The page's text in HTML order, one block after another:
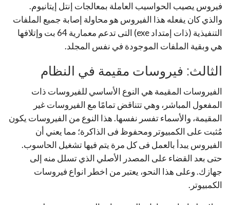
فيروس يصيب الحواسيب العاملة بمعالجات إنتل إيتانيوم.
والذي كان يفعله هذا الفيروس هو محاولة إصابة جميع الملفات
التنفيذية (ذات إمتداد exe) التى تدعم معمارية 64 بت وإتلافها
هي وبقية الملفات الموجودة في نفس المجلد.
الثالث: فيروسات مقيمة في النظام
الفيروسات المقيمة هي النوع الأساسي للفيروسات ذات
المفعول المباشر، وهي تتناقض تمامًا مع الفيروسات غير
المقيمة، والأسماء تفسر نفسها. هذا النوع من الفيروسات يكون
مُثبت على الكمبيوتر ومحفوظ فى الذاكرة؛ مما يعني أن
الفيروس يبدأ بالعمل فى كل مرة يتم فيها تشغيل الحاسوب.
حتى بعد القضاء على المصدر الأصلي الذي تسلل منه إلى
جهازك. وعلى هذا النحو، يعتبر من اخطر انواع فيروسات
الكمبيوتر.